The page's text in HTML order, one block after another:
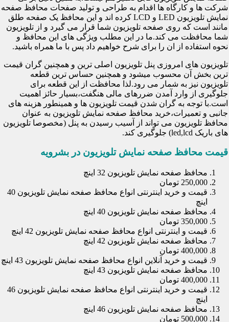
شرکت ها و کارگاه ها اقدام به طراحی و تولید صفحات محافظ صفحه
نمایش تلویزیون LED و LCD کرده اند و این محافظ یک صفحه طلق
مانند است که روی صفحه تلویزیون شما قرار می گیرد و از تلویزیون
شما محافظت می کند.ما در این مطلب ویژگی های این محافظ و
نحوه استفاده از ان را برای شرح خواهیم داد پس با ما همراه باشید.
تلویزیون های امروزی پنل تلویزیون اصلی ترین و همچنین گران قیمت
ترین بخش آن محسوب میشود و همچنین حساس ترین قطعه
تلویزیون نیز به شمار می رود.لذا محافظت از این قطعه برای
جلوگیری از وارد آمدن ضررهای مالی هنگفت،بسیار حائز اهمیت
است.با توجه به گران شدن قیمت تلویزیون ها و همینطور هزینه های
جانبی و تعمیرات،خرید محافظ صفحه نمایش تلویزیون به عنوان
محافظ تلویزیون می تواند از آسیب رسیدن به پنل (مخصوصا تلویزیون
های باریک led,lcd) جلوگیری کند.
قیمت محافظ صفحه نمایش تلویزیون در بشرویه
محافظ صفحه نمایش تلویزیون 32 اینچ
250,000 تومان
قیمت و خرید اینترنتی انواع محافظ صفحه نمایش تلویزیون 40
اینچ
محافظ صفحه نمایش تلویزیون 40 اینچ
350,000 تومان
قیمت و اینترنتی انواع محافظ صفحه نمایش تلویزیون 42 اینچ
محافظ صفحه نمایش تلویزیون 42 اینچ
400,000 تومان
قیمت و خرید آنلاین انواع محافظ صفحه نمایش تلویزیون 43 اینچ
محافظ صفحه نمایش تلویزیون 43 اینچ
400,000 تومان
قیمت و خرید اینترنتی انواع محافظ صفحه نمایش تلویزیون 46
اینچ
محافظ صفحه نمایش تلویزیون 46 اینچ
500,000 تومان